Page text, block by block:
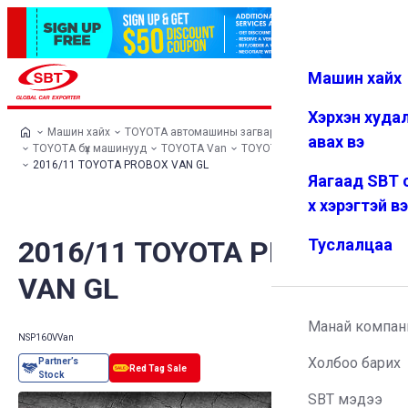
Дуртай Цэс
Машин хайх
Хэрхэн
авах вэ
Яагаад SBT
х хэрэгтэй
Туслалцаа
Манай
Холбоо барих
SBT мэдээ
Машин хайх
TOYOTA автомашины загварууд
TOYOTA бүх машинууд
TOYOTA Van
TOYOTA PROBOX VAN
2016/11 TOYOTA PROBOX VAN GL
2016/11 TOYOTA PROBOX
VAN GL
NSP160VVan